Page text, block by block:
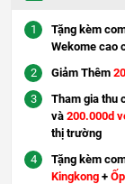
Tặng kèm
Wekome cao
Giảm Thêm
Tham gia thu
và 200.000d
thị trường
Tặng kèm
Kingkong +